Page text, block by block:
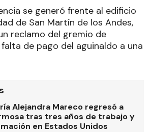
se generó frente al edificio
de San Martín de los Andes,
reclamo del gremio de
de pago del aguinaldo a una
Alejandra Mareco regresó a
tras tres años de trabajo y
en Estados Unidos